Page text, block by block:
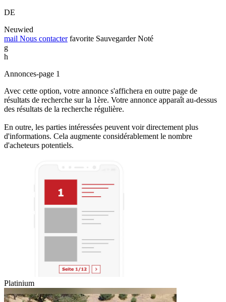
DE
Neuwied
mail Nous contacter favorite Sauvegarder Noté
g
h
Annonces-page 1
Avec cette option, votre annonce s'affichera en outre page de
résultats de recherche sur la 1ère. Votre annonce apparaît au-dessus
des résultats de la recherche régulière.
En outre, les parties intéressées peuvent voir directement plus
d'informations. Cela augmente considérablement le nombre
d'acheteurs potentiels.
Platinium